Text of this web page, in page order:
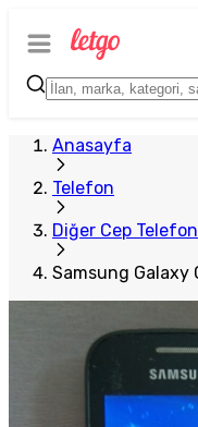
Anasayfa
Telefon
Diğer Cep
Samsung Galaxy